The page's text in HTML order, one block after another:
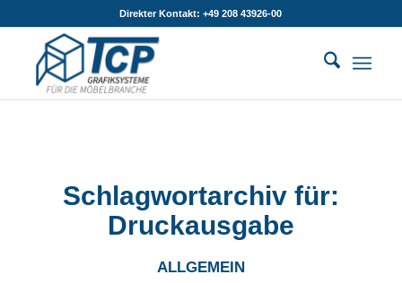
Direkter Kontakt: +49 208 43926-00
Schlagwortarchiv für:
Druckausgabe
ALLGEMEIN